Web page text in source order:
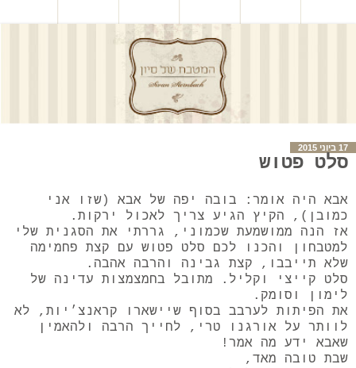
17 ביוני 2015
סלט פטוש
אבא היה אומר: בובה יפה של אבא (שזו אני
כמובן), הקיץ הגיע צריך לאכול ירקות.
אז הנה ממושמעת שכמוני, גררתי את הסגנית שלי
למטבחון והכנו לכם סלט פטוש עם קצת פחמימה
שלא תייבבו, קצת גבינה והרבה אהבה.
סלט קייצי וקליל. מתובל בחמצמצות עדינה של
לימון וסומק.
את הפיתות לערבב בסוף שיישארו קראנצ׳יות, לא
לוותר על אורגנו טרי, לחייך הרבה ולהאמין
שאבא ידע מה אמר!
שבת טובה מאד,